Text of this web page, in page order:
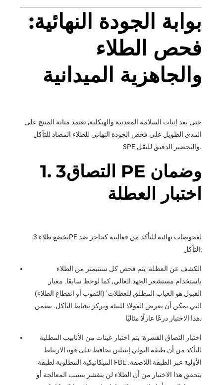
بوابة الجودة النهائية:
فحص الطلاء
والجاهزية الميدانية
حتى بعد إثبات السلامة المعدنية والهيكلية, تعتمد متانة المنتج على
المدى الطويل على فحص الجودة النهائي للطلاء المضاد للتآكل
3PE والتحضير الدقيق للنقل.
1. 3التصاق PE وضمان
اختبار العطلة
يخضع طلاء 3PE لفحوصات نهائية للتأكد من فعاليته كحاجز ضد
التآكل:
الكشف عن العطلة: يتم فحص كل سنتيمتر من الطلاء
باستخدام مستشعر الجهد العالي, كما لوحظ سابقا. معيار
القبول هو الغياب المطلق للعطلات’ (الثقوب أو انقطاع الطلاء)
التي يمكن أن تعرض الفولاذ للبيئة وتركز نشاط التآكل. يضمن
هذا الاختبار درعًا عازلًا مثاليًا.
اختبار التصاق القشرة: يتم اختبار عينات من الأنابيب المطلية
للتأكد من أن طبقة البولي إيثيلين تحافظ على قوة الارتباط
الميكانيكية المطلوبة لطبقة FBE الأولية عبر الطبقة اللاصقة.
يتحقق هذا الاختبار من أن الطلاء لن يتقشر بسبب المعالجة أو